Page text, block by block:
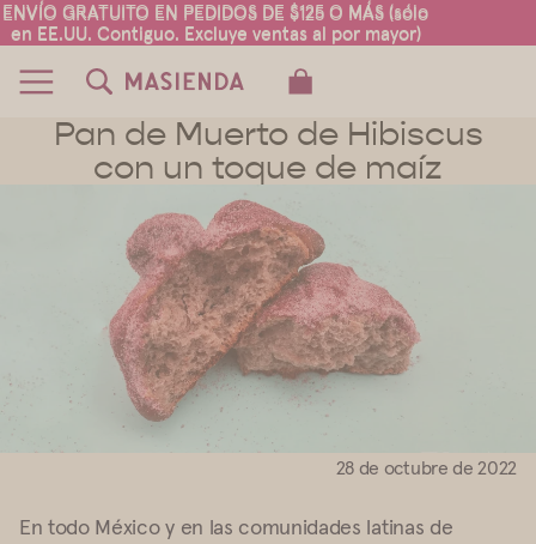
ENVÍO GRATUITO EN PEDIDOS DE $125 O MÁS (sólo
en EE.UU. Contiguo. Excluye ventas al por mayor)
ENVÍO GRATUITO EN PEDIDOS DE $125 O MÁS (sólo
en EE.UU. Contiguo. Excluye ventas al por mayor)
Pan de Muerto de Hibiscus
con un toque de maíz
28 de octubre de 2022
En todo México y en las comunidades latinas de